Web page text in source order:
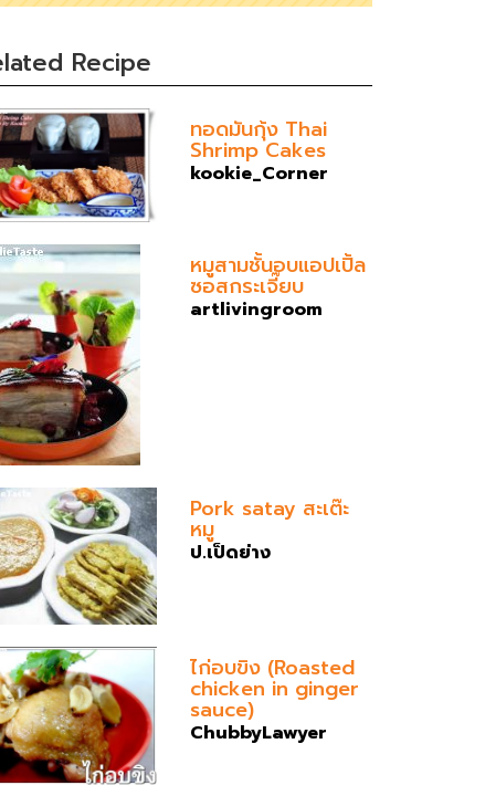
Recipe
ทอดมันกุ้ง Thai
Shrimp Cakes
kookie_Corner
หมูสามชั้นอบแอปเปิ้ล
ซอสกระเจี๊ยบ
artlivingroom
Pork satay สะเต๊ะ
หมู
ป.เป็ดย่าง
ไก่อบขิง (Roasted
chicken in ginger
sauce)
ChubbyLawyer